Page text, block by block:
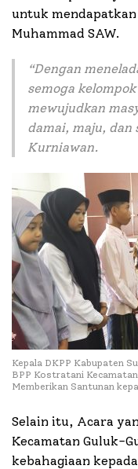
untuk
Muhammad SAW.
“Dengan
semoga
mewujudkan
damai, maju, dan
Kurniawan.
Kepala DKPP Kabupaten
BPP Kostratani
Memberikan Santunan
Selain itu, Acara
Kecamatan Guluk-
kebahagiaan